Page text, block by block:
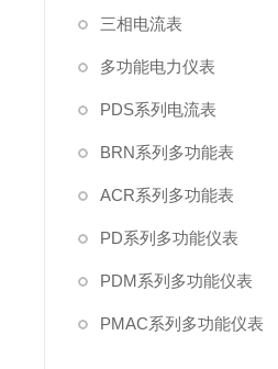
三相电流表
多功能电力仪表
PDS系列电流表
BRN系列多功能表
ACR系列多功能表
PD系列多功能仪表
PDM系列多功能仪表
PMAC系列多功能仪表